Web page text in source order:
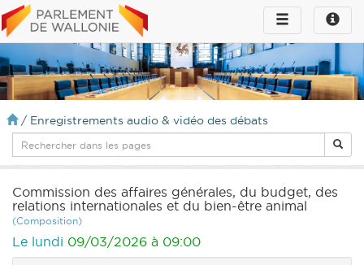
Toggle
infos
Toggle
navigation
/ Enregistrements audio & vidéo des débats
Commission des affaires générales, du budget, des
relations internationales et du bien-être animal
(Composition)
Le lundi 09/03/2026 à 09:00